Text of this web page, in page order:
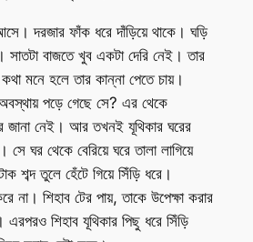
দরজার ফাঁক ধরে দাঁড়িয়ে থাকে। ঘড়ি
সাতটা বাজতে খুব একটা দেরি নেই। তার
কথা মনে হলে তার কান্না পেতে চায়।
পড়ে গেছে সে? এর থেকে
জানা নেই। আর তখনই যূথিকার ঘরের
সে ঘর থেকে বেরিয়ে ঘরে তালা লাগিয়ে
শব্দ তুলে হেঁটে গিয়ে সিঁড়ি ধরে।
না। শিহাব টের পায়, তাকে উপেক্ষা করার
শিহাব যূথিকার পিছু ধরে সিঁড়ি